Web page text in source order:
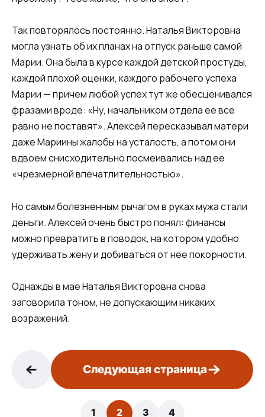
Так повторялось постоянно. Наталья Викторовна
могла узнать об их планах на отпуск раньше самой
Марии. Она была в курсе каждой детской простуды,
каждой плохой оценки, каждого рабочего успеха
Марии — причем любой успех тут же обесценивался
фразами вроде: «Ну, начальником отдела ее все
равно не поставят». Алексей пересказывал матери
даже Мариины жалобы на усталость, а потом они
вдвоем снисходительно посмеивались над ее
«чрезмерной впечатлительностью».
Но самым болезненным рычагом в руках мужа стали
деньги. Алексей очень быстро понял: финансы
можно превратить в поводок, на котором удобно
удерживать жену и добиваться от нее покорности.
Однажды в мае Наталья Викторовна снова
заговорила тоном, не допускающим никаких
возражений.
Следующая страница
1 2 3 4